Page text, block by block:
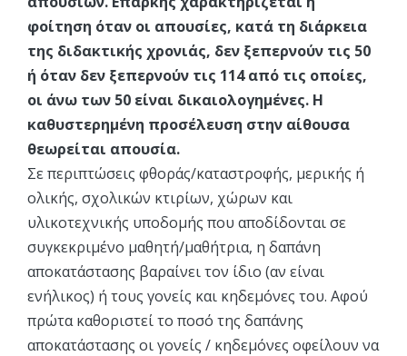
φοίτηση όταν οι απουσίες, κατά τη διάρκεια
της διδακτικής χρονιάς, δεν ξεπερνούν τις 50
ή όταν δεν ξεπερνούν τις 114 από τις οποίες,
οι άνω των 50 είναι δικαιολογημένες. Η
καθυστερημένη προσέλευση στην αίθουσα
θεωρείται απουσία.
Σε περιπτώσεις φθοράς/καταστροφής, μερικής ή
ολικής, σχολικών κτιρίων, χώρων και
υλικοτεχνικής υποδομής που αποδίδονται σε
συγκεκριμένο μαθητή/μαθήτρια, η δαπάνη
αποκατάστασης βαραίνει τον ίδιο (αν είναι
ενήλικος) ή τους γονείς και κηδεμόνες του. Αφού
πρώτα καθοριστεί το ποσό της δαπάνης
αποκατάστασης οι γονείς / κηδεμόνες οφείλουν να